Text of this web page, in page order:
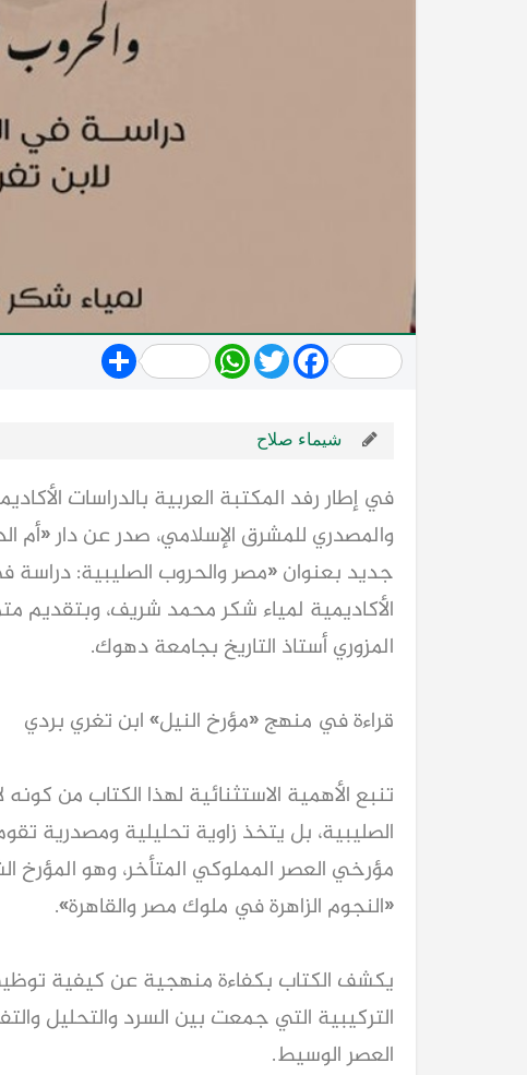
Share WhatsApp
TwitterFacebook
شيماء صلاح
في إطار رفد المكتبة العربية بالدراسات
والمصدري للمشرق الإسلامي، صدر عن دار «أم
جديد بعنوان «مصر والحروب الصليبية: دراسة
الأكاديمية لمياء شكر محمد شريف، وبتقديم
المزوري أستاذ التاريخ بجامعة دهوك.
قراءة في منهج «مؤرخ النيل» ابن تغري بردي
تنبع الأهمية الاستثنائية لهذا الكتاب من
الصليبية، بل يتخذ زاوية تحليلية ومصدرية
مؤرخي العصر المملوكي المتأخر، وهو
«النجوم الزاهرة في ملوك مصر والقاهرة».
يكشف الكتاب بكفاءة منهجية عن كيفية
التركيبية التي جمعت بين السرد والتحليل
العصر الوسيط.